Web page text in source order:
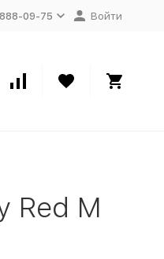
09-75 Войти
Red M